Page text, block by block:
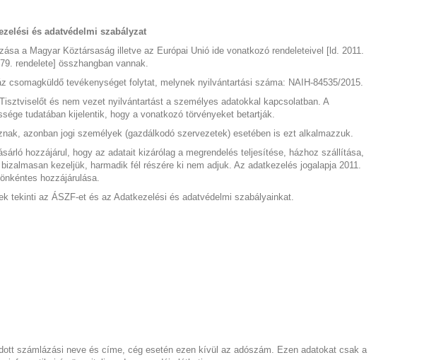
és adatvédelmi szabályzat
a Magyar Köztársaság illetve az Európai Unió ide vonatkozó rendeleteivel [ld. 2011.
rendelete] összhangban vannak.
csomagküldő tevékenységet folytat, melynek nyilvántartási száma: NAIH-84535/2015.
és nem vezet nyilvántartást a személyes adatokkal kapcsolatban. A
tudatában kijelentik, hogy a vonatkozó törvényeket betartják.
azonban jogi személyek (gazdálkodó szervezetek) esetében is ezt alkalmazzuk.
hozzájárul, hogy az adatait kizárólag a megrendelés teljesítése, házhoz szállítása,
kezeljük, harmadik fél részére ki nem adjuk. Az adatkezelés jogalapja 2011.
hozzájárulása.
tekinti az ÁSZF-et és az Adatkezelési és adatvédelmi szabályainkat.
számlázási neve és címe, cég esetén ezen kívül az adószám. Ezen adatokat csak a